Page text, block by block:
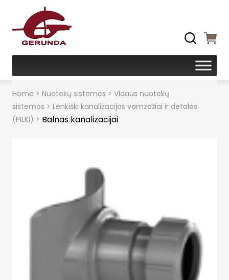
Home > Nuotekų sistemos > Vidaus nuotekų
sistemos > Lenkiški kanalizacijos vamzdžiai ir detalės
(PILKI) > Balnas kanalizacijai